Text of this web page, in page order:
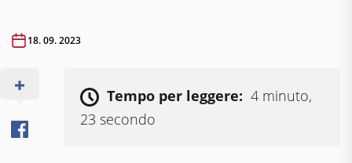
18. 09. 2023
Tempo per leggere: 4 minuto,
23 secondo